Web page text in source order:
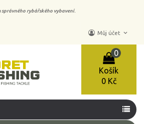
rybářského vybavení.
Můj účet keyboard_arrow_down
Košík
0
0 Kč